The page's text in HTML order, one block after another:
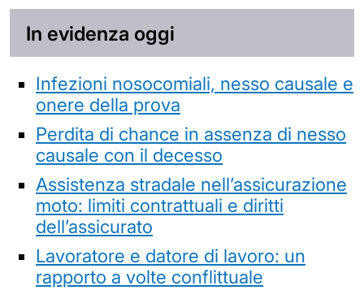
In evidenza oggi
Infezioni nosocomiali, nesso causale e
onere della prova
Perdita di chance in assenza di nesso
causale con il decesso
Assistenza stradale nell’assicurazione
moto: limiti contrattuali e diritti
dell’assicurato
Lavoratore e datore di lavoro: un
rapporto a volte conflittuale